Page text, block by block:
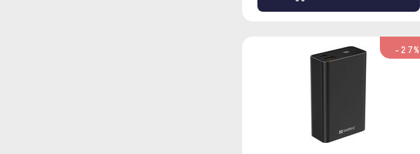
-27%